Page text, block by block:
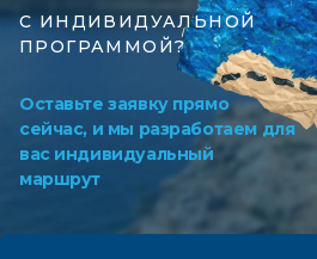
С ИНДИВИДУАЛЬНОЙ
ПРОГРАММОЙ?
Оставьте заявку прямо
сейчас, и мы разработаем для
вас индивидуальный
маршрут